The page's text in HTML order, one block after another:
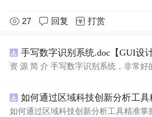
27 回复 打赏
手写数字识别系统.doc【GUI设计
资 源 简 介 手写数字识别系统，非常好
带有直观的图形用户界面（GUI），非
需要将手写数字输入系统，它将立即给
如何通过区域科技创新分析工具精准掌